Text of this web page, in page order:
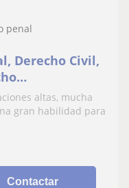
penal
Derecho Civil,
altas, mucha
gran habilidad para
Contactar